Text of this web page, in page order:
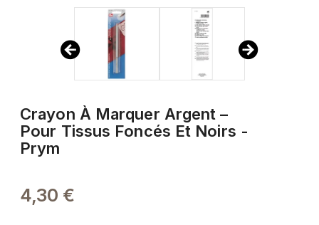
Crayon À Marquer Argent –
Pour Tissus Foncés Et Noirs -
Prym
4,30 €